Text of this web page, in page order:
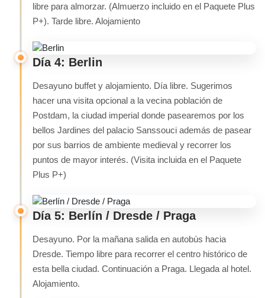
libre para almorzar. (Almuerzo incluido en el Paquete Plus
P+). Tarde libre. Alojamiento
Día 4: Berlin
Desayuno buffet y alojamiento. Día libre. Sugerimos
hacer una visita opcional a la vecina población de
Postdam, la ciudad imperial donde pasearemos por los
bellos Jardines del palacio Sanssouci además de pasear
por sus barrios de ambiente medieval y recorrer los
puntos de mayor interés. (Visita incluida en el Paquete
Plus P+)
Día 5: Berlín / Dresde / Praga
Desayuno. Por la mañana salida en autobús hacia
Dresde. Tiempo libre para recorrer el centro histórico de
esta bella ciudad. Continuación a Praga. Llegada al hotel.
Alojamiento.